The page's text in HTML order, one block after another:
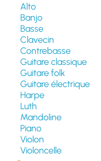
Alto
Banjo
Basse
Clavecin
Contrebasse
Guitare classique
Guitare folk
Guitare électrique
Harpe
Luth
Mandoline
Piano
Violon
Violoncelle